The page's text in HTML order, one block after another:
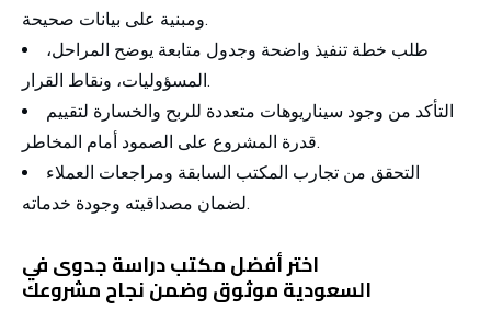
ومبنية على بيانات صحيحة.
طلب خطة تنفيذ واضحة وجدول متابعة يوضح المراحل،
المسؤوليات، ونقاط القرار.
التأكد من وجود سيناريوهات متعددة للربح والخسارة لتقييم
قدرة المشروع على الصمود أمام المخاطر.
التحقق من تجارب المكتب السابقة ومراجعات العملاء
لضمان مصداقيته وجودة خدماته.
اختر أفضل مكتب دراسة جدوى في
السعوديةموثوقوضمن نجاح مشروعك